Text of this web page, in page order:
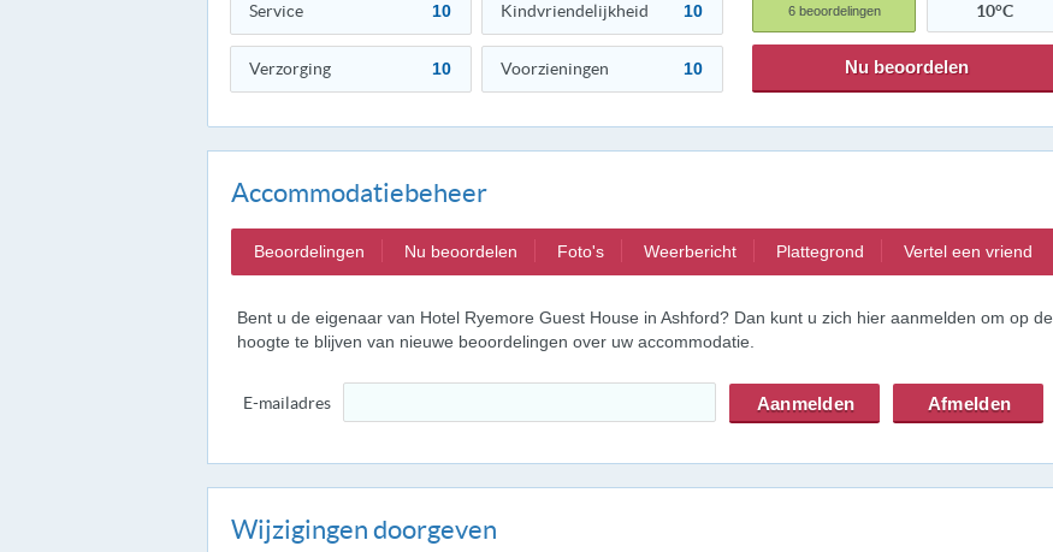
Service 10 Kindvriendelijkheid 10
Verzorging 10 Voorzieningen 10
6beoordelingen 10°C
Nu beoordelen
Accommodatiebeheer
Beoordelingen Nu beoordelen Foto's Weerbericht Plattegrond Vertel een vriend
Bent u de eigenaar van Hotel Ryemore Guest House in Ashford? Dan kunt u zich hier aanmelden om op de
hoogte te blijven van nieuwe beoordelingen over uw accommodatie.
E-mailadres
Wijzigingen doorgeven